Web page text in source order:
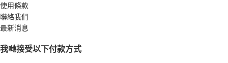
使用條款
聯絡我們
最新消息
我哋接受以下付款方式